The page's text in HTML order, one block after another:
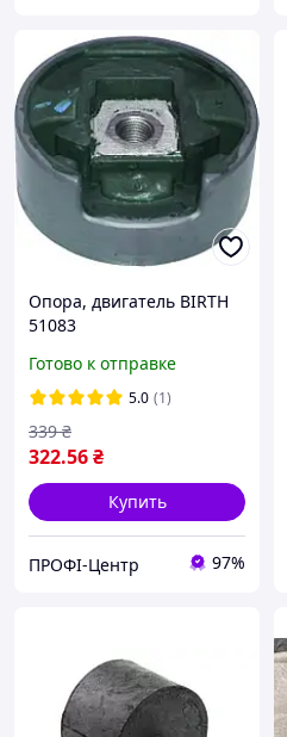
Опора, двигатель BIRTH
51083
Готово к отправке
5.0 (1)
322.56₴
339 ₴
Купить
ПРОФІ-Центр 97%